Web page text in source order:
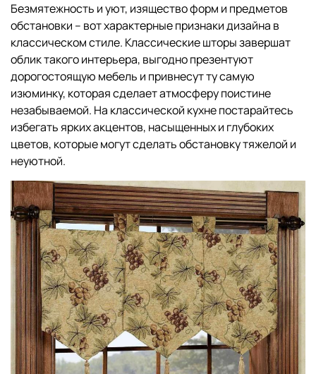
Безмятежность и уют, изящество форм и предметов
обстановки – вот характерные признаки дизайна в
классическом стиле. Классические шторы завершат
облик такого интерьера, выгодно презентуют
дорогостоящую мебель и привнесут ту самую
изюминку, которая сделает атмосферу поистине
незабываемой. На классической кухне постарайтесь
избегать ярких акцентов, насыщенных и глубоких
цветов, которые могут сделать обстановку тяжелой и
неуютной.